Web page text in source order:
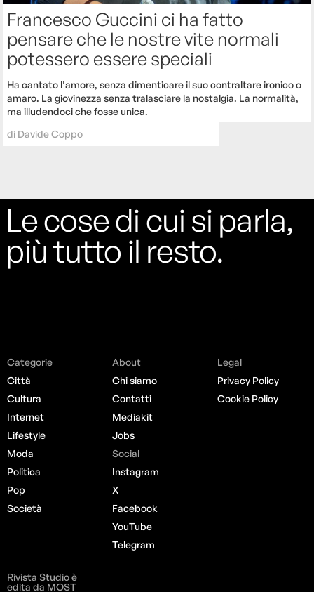
Francesco Guccini ci ha fatto
pensare che le nostre vite normali
potessero essere speciali
Ha cantato l'amore, senza dimenticare il suo contraltare ironico o
amaro. La giovinezza senza tralasciare la nostalgia. La normalità,
ma illudendoci che fosse unica.
di Davide Coppo
Le cose di cui si parla,
più tutto il resto.
Categorie
Città
Cultura
Internet
Lifestyle
Moda
Politica
Pop
Società
About
Chi siamo
Contatti
Mediakit
Jobs
Social
Instagram
X
Facebook
YouTube
Telegram
Legal
Privacy Policy
Cookie Policy
Rivista Studio è
edita da MOST